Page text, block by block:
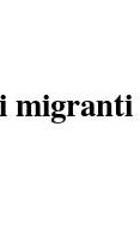
migranti